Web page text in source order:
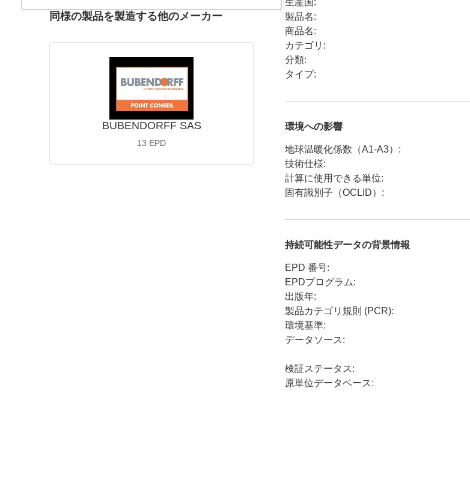
同様の製品を製造する他のメーカー
BUBENDORFF SAS
13 EPD
製品名:
商品名:
カテゴリ :
分類:
タイプ:
環境への影響
地球温暖化係数（A1-A3） :
技術仕様:
計算に使用できる単位:
固有識別子（OCLID） :
持続可能性データの背景情報
EPD 番号:
EPDプログラム:
出版年:
製品カテゴリ規則 (PCR):
環境基準:
データソース:
検証ステータス:
原単位データベース: